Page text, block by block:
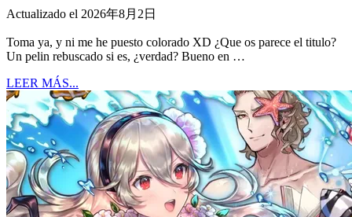
Actualizado el 2026年8月2日
Toma ya, y ni me he puesto colorado XD ¿Que os parece el titulo?
Un pelin rebuscado si es, ¿verdad? Bueno en …
LEER MÁS...